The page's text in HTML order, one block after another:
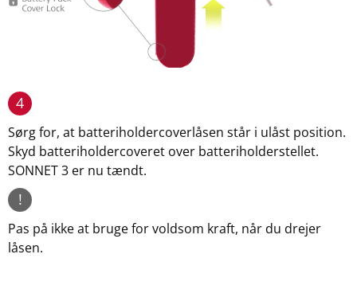
4
Sørg for, at batteriholdercoverlåsen står i ulåst position.
Skyd batteriholdercoveret over batteriholderstellet.
SONNET 3 er nu tændt.
!
Pas på ikke at bruge for voldsom kraft, når du drejer
låsen.